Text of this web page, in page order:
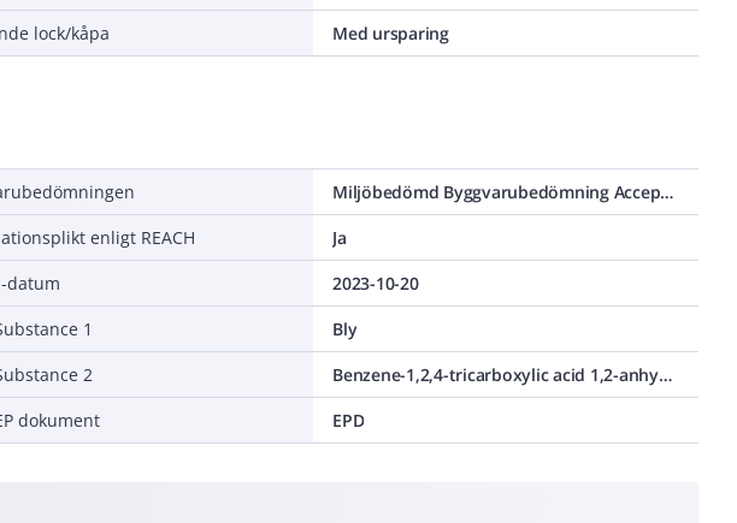
lock/kåpa
Med ursparing
Miljöbedömd Byggvarubedömning Accepteras
enligt REACH
Ja
datum
2023-10-20
1
Bly
2
Benzene-1,2,4-tricarboxylic acid 1,2-anhydride
dokument
EPD